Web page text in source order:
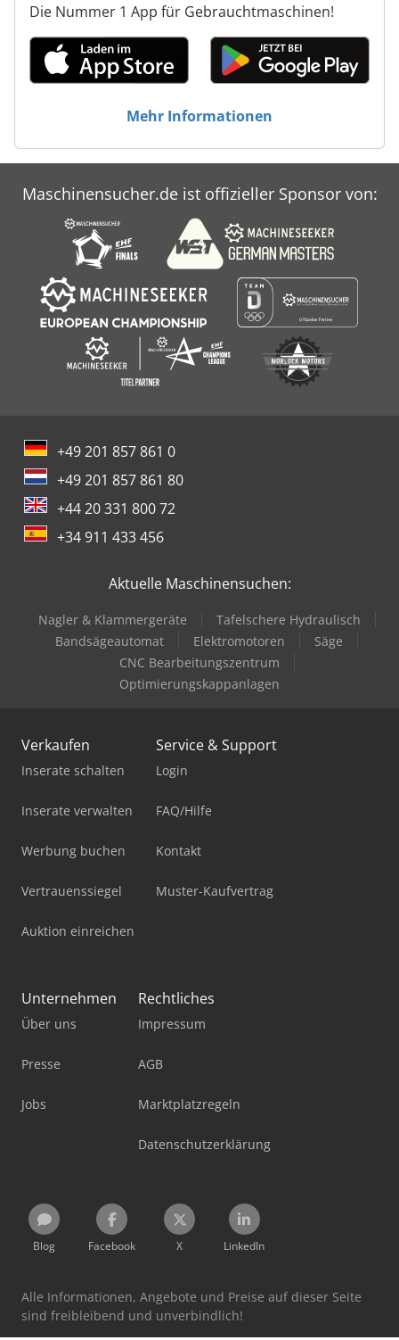
Die Nummer 1 App für Gebrauchtmaschinen!
Mehr Informationen
Maschinensucher.de ist offizieller Sponsor von:
+49 201 857 861 0
+49 201 857 861 80
+44 20 331 800 72
+34 911 433 456
Aktuelle Maschinensuchen:
Nagler & Klammergeräte
Tafelschere Hydraulisch
Bandsägeautomat
Elektromotoren
Säge
CNC Bearbeitungszentrum
Optimierungskappanlagen
Verkaufen
Inserate schalten
Inserate verwalten
Werbung buchen
Vertrauenssiegel
Auktion einreichen
Service & Support
Login
FAQ/Hilfe
Kontakt
Muster-Kaufvertrag
Unternehmen
Über uns
Presse
Jobs
Rechtliches
Impressum
AGB
Marktplatzregeln
Datenschutzerklärung
Blog Facebook X LinkedIn
Alle Informationen, Angebote und Preise auf dieser Seite
sind freibleibend und unverbindlich!